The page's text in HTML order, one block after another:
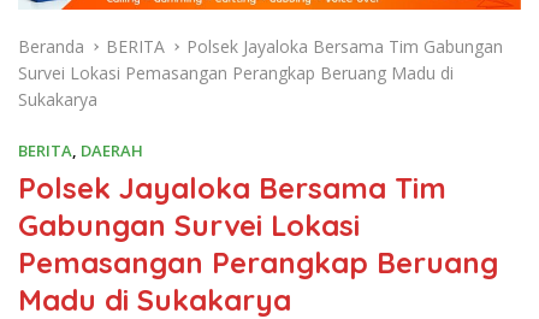
Beranda BERITA
Polsek Jayaloka Bersama Tim Gabungan
Survei Lokasi Pemasangan Perangkap Beruang Madu di
Sukakarya
BERITA, DAERAH
Polsek Jayaloka Bersama Tim
Gabungan Survei Lokasi
Pemasangan Perangkap Beruang
Madu di Sukakarya